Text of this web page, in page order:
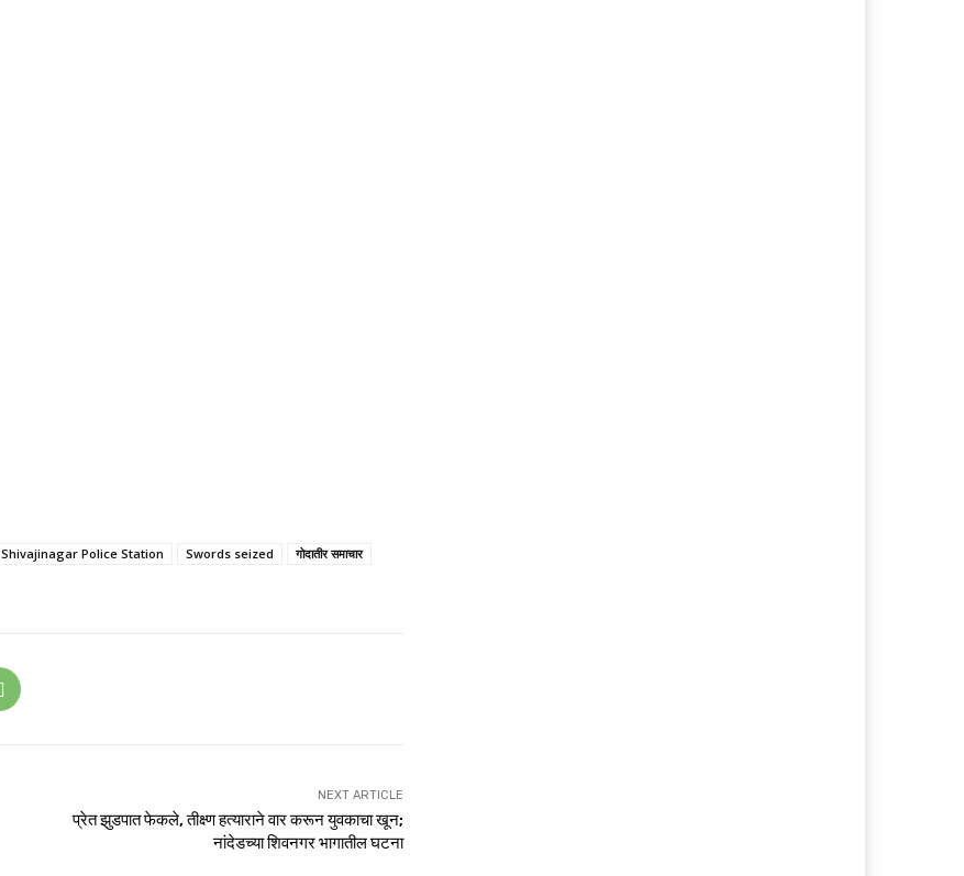
Shivajinagar Police Station Swords seized
गोदातीर समाचार
NEXT ARTICLE
प्रेत झुडपात फेकले, तीक्ष्ण हत्याराने वार करून युवकाचा खून;
नांदेडच्या शिवनगर भागातील घटना